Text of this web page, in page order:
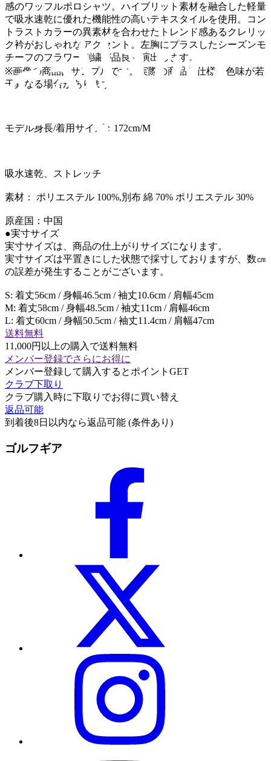
感のワッフルポロシャツ。ハイブリット素材を融合した軽量
で吸水速乾に優れた機能性の高いテキスタイルを使用。コン
トラストカラーの異素材を合わせたトレンド感あるクレリッ
ク衿がおしゃれなアクセント。左胸にプラスしたシーズンモ
チーフのフラワー刺繍が品良く演出します。
※画像の商品はサンプルです。実際の商品と仕様、色味が若
干異なる場合があります。
モデル身長/着用サイズ：172cm/M
吸水速乾、ストレッチ
素材： ポリエステル 100%,別布 綿 70% ポリエステル 30%
原産国：中国
●実寸サイズ
実寸サイズは、商品の仕上がりサイズになります。
実寸サイズは平置きにした状態で採寸しておりますが、数㎝
の誤差が発生することがございます。
S: 着丈56cm / 身幅46.5cm / 袖丈10.6cm / 肩幅45cm
M: 着丈58cm / 身幅48.5cm / 袖丈11cm / 肩幅46cm
L: 着丈60cm / 身幅50.5cm / 袖丈11.4cm / 肩幅47cm
送料無料
11,000円以上の購入で送料無料
メンバー登録でさらにお得に
メンバー登録して購入するとポイントGET
クラブ下取り
クラブ購入時に下取りでお得に買い替え
返品可能
到着後8日以内なら返品可能 (条件あり)
ゴルフギア